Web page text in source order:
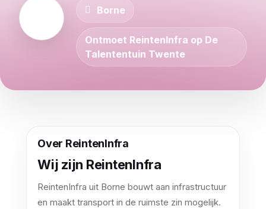
Borne
Ontmoet ReintenInfra op De
Talententuin Twente
Over ReintenInfra
Wij zijn ReintenInfra
ReintenInfra uit Borne bouwt aan infrastructuur
en maakt transport in de ruimste zin mogelijk.